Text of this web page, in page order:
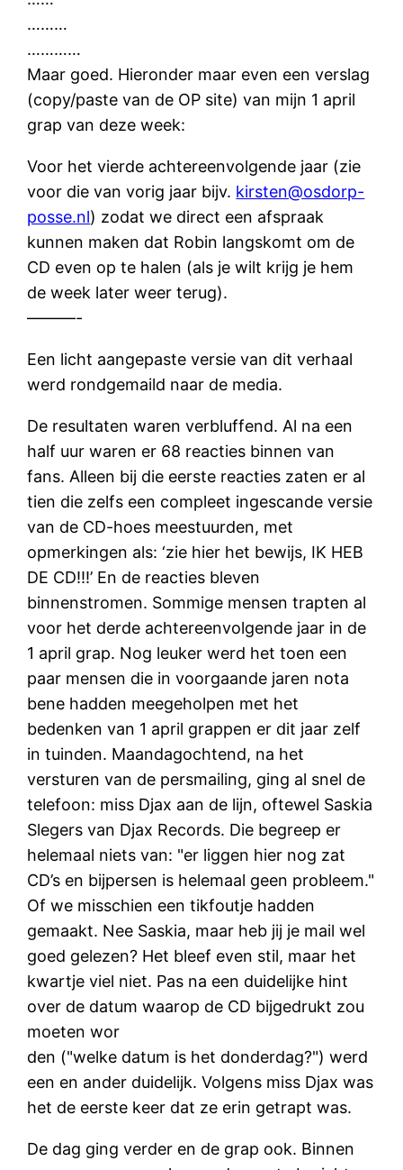
………
…………
Maar goed. Hieronder maar even een verslag
(copy/paste van de OP site) van mijn 1 april
grap van deze week:
Voor het vierde achtereenvolgende jaar (zie
voor die van vorig jaar bijv. kirsten@osdorp-
posse.nl) zodat we direct een afspraak
kunnen maken dat Robin langskomt om de
CD even op te halen (als je wilt krijg je hem
de week later weer terug).
———-
Een licht aangepaste versie van dit verhaal
werd rondgemaild naar de media.
De resultaten waren verbluffend. Al na een
half uur waren er 68 reacties binnen van
fans. Alleen bij die eerste reacties zaten er al
tien die zelfs een compleet ingescande versie
van de CD-hoes meestuurden, met
opmerkingen als: ‘zie hier het bewijs, IK HEB
DE CD!!!’ En de reacties bleven
binnenstromen. Sommige mensen trapten al
voor het derde achtereenvolgende jaar in de
1 april grap. Nog leuker werd het toen een
paar mensen die in voorgaande jaren nota
bene hadden meegeholpen met het
bedenken van 1 april grappen er dit jaar zelf
in tuinden. Maandagochtend, na het
versturen van de persmailing, ging al snel de
telefoon: miss Djax aan de lijn, oftewel Saskia
Slegers van Djax Records. Die begreep er
helemaal niets van: "er liggen hier nog zat
CD’s en bijpersen is helemaal geen probleem."
Of we misschien een tikfoutje hadden
gemaakt. Nee Saskia, maar heb jij je mail wel
goed gelezen? Het bleef even stil, maar het
kwartje viel niet. Pas na een duidelijke hint
over de datum waarop de CD bijgedrukt zou
moeten wor
den ("welke datum is het donderdag?") werd
een en ander duidelijk. Volgens miss Djax was
het de eerste keer dat ze erin getrapt was.
De dag ging verder en de grap ook. Binnen